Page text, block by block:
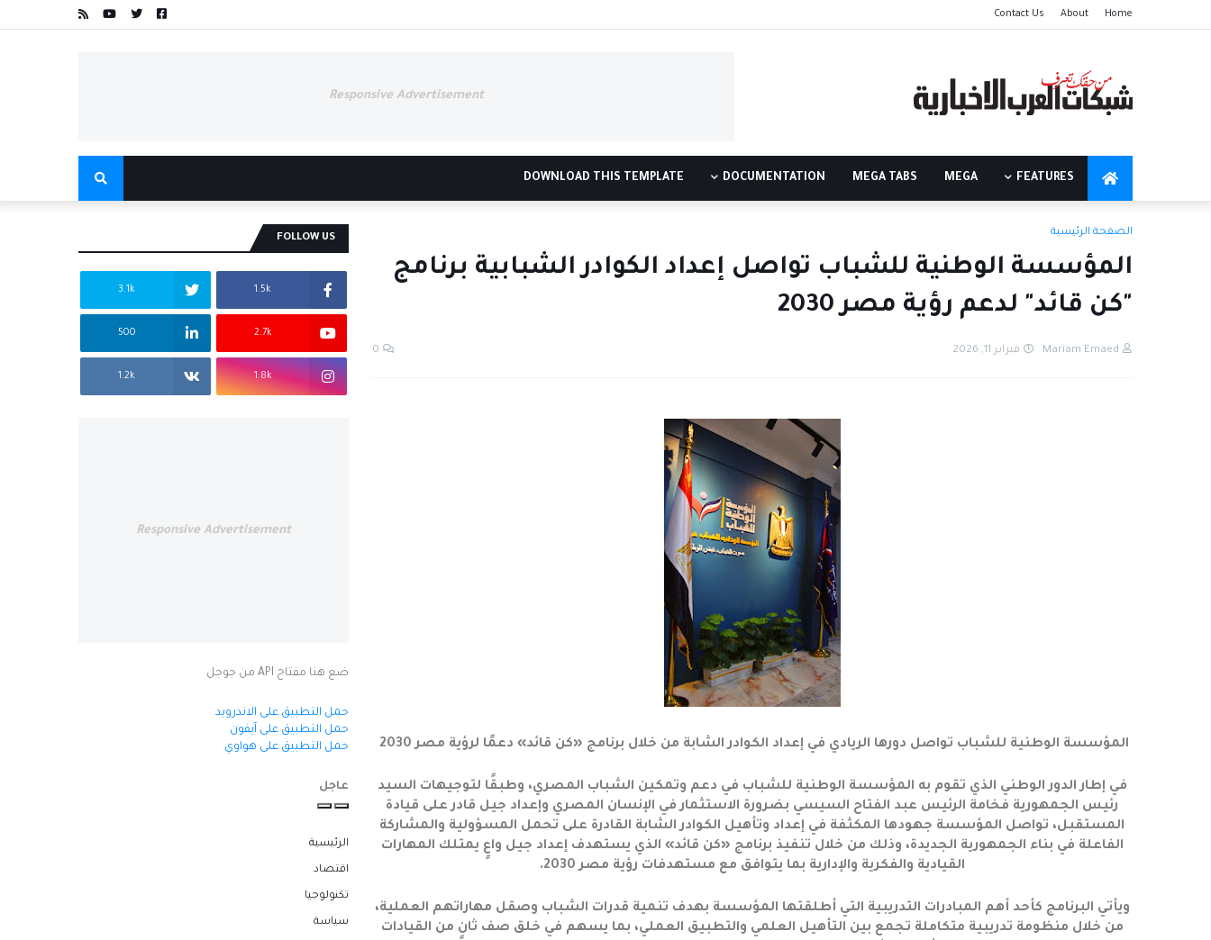
Home
About
Contact Us
Responsive Advertisement
FEATURES
MEGA
MEGA TABS
DOCUMENTATION
DOWNLOAD THIS TEMPLATE
الصفحة الرئيسية
المؤسسة الوطنية للشباب تواصل إعداد الكوادر الشبابية برنامج
"كن قائد" لدعم رؤية مصر 2030
Mariam Emaed فبراير 11, 2026 0
المؤسسة الوطنية للشباب تواصل دورها الريادي في إعداد الكوادر الشابة من خلال برنامج «كن قائد» دعمًا لرؤية مصر 2030
في إطار الدور الوطني الذي تقوم به المؤسسة الوطنية للشباب في دعم وتمكين الشباب المصري، وطبقًا لتوجيهات السيد
رئيس الجمهورية فخامة الرئيس عبد الفتاح السيسي بضرورة الاستثمار في الإنسان المصري وإعداد جيل قادر على قيادة
المستقبل، تواصل المؤسسة جهودها المكثفة في إعداد وتأهيل الكوادر الشابة القادرة على تحمل المسؤولية والمشاركة
الفاعلة في بناء الجمهورية الجديدة، وذلك من خلال تنفيذ برنامج «كن قائد» الذي يستهدف إعداد جيل واعٍ يمتلك المهارات
القيادية والفكرية والإدارية بما يتوافق مع مستهدفات رؤية مصر 2030.
ويأتي البرنامج كأحد أهم المبادرات التدريبية التي أطلقتها المؤسسة بهدف تنمية قدرات الشباب وصقل مهاراتهم العملية،
من خلال منظومة تدريبية متكاملة تجمع بين التأهيل العلمي والتطبيق العملي، بما يسهم في خلق صف ثانٍ من القيادات
FOLLOW US
1.5k
3.1k
2.7k
500
1.8k
1.2k
Responsive Advertisement
ضع هنا مفتاح API من جوجل
حمل التطبيق على الاندرويد
حمل التطبيق على آيفون
حمل التطبيق على هواوي
عاجل
الرئيسية
اقتصاد
تكنولوجيا
سياسة